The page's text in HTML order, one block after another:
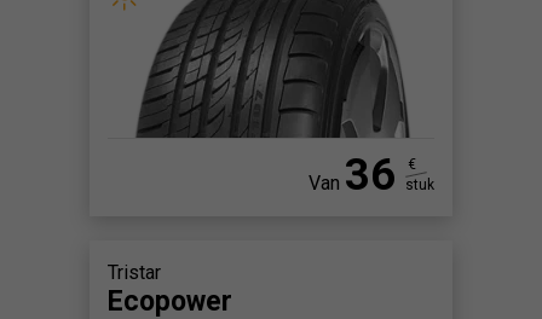
Van 36
€
stuk
Tristar
Ecopower